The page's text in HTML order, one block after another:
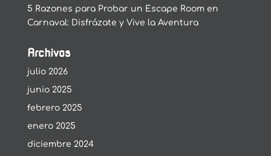
5 Razones para Probar un Escape Room en
Carnaval: Disfrázate y Vive la Aventura
Archivos
julio 2026
junio 2025
febrero 2025
enero 2025
diciembre 2024